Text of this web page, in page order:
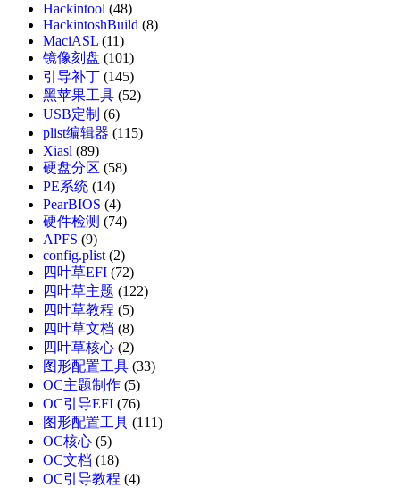
Hackintool (48)
HackintoshBuild (8)
MaciASL (11)
镜像刻盘 (101)
引导补丁 (145)
黑苹果工具 (52)
USB定制 (6)
plist编辑器 (115)
Xiasl (89)
硬盘分区 (58)
PE系统 (14)
PearBIOS (4)
硬件检测 (74)
APFS (9)
config.plist(2)
四叶草EFI (72)
四叶草主题 (122)
四叶草教程 (5)
四叶草文档 (8)
四叶草核心 (2)
图形配置工具 (33)
OC主题制作 (5)
OC引导EFI (76)
图形配置工具 (111)
OC核心 (5)
OC文档 (18)
OC引导教程 (4)